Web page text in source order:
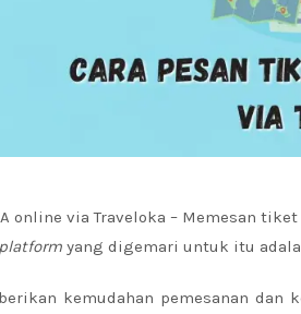
online via Traveloka – Memesan
platform yang digemari untuk itu
kemudahan pemesanan dan